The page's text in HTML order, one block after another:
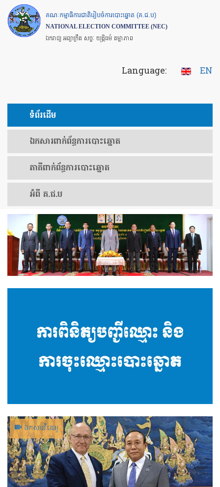
Skip
to
main
គណៈកម្មាធិការជាតិរៀបចំការបោះឆ្នោត (គ.ជ.ប)
NATIONAL ELECTION COMMITTEE (NEC)
ឯករាជ្យ អព្យាក្រឹត សច្ចៈ យុត្តិធម៌ តម្លាភាព
Language: EN
ទំព័រ​ដើម
ឯកសារ​ពាក់ព័ន្ធ​ការ​បោះឆ្នោត
​ភាគីពាក់ព័ន្ធ​​ការ​បោះឆ្នោត
អំពី គ.ជ.ប
ឯកសារ​វីដេអូ